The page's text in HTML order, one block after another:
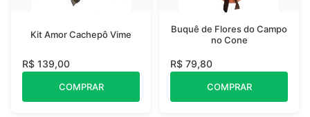
Kit Amor Cachepô Vime
R$ 139,00
COMPRAR
Buquê de Flores do Campo
no Cone
R$ 79,80
COMPRAR